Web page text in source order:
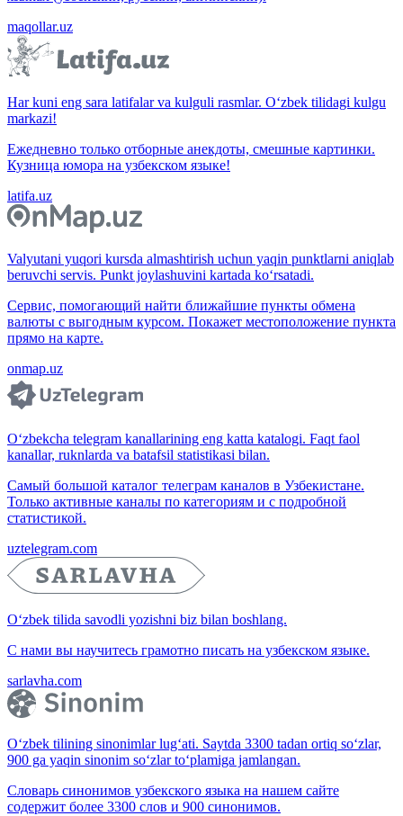
maqollar.uz
Har kuni eng sara latifalar va kulguli rasmlar. O‘zbek tilidagi kulgu
markazi!
Ежедневно только отборные анекдоты, смешные картинки.
Кузница юмора на узбекском языке!
latifa.uz
Valyutani yuqori kursda almashtirish uchun yaqin punktlarni aniqlab
beruvchi servis. Punkt joylashuvini kartada ko‘rsatadi.
Сервис, помогающий найти ближайшие пункты обмена
валюты с выгодным курсом. Покажет местоположение пункта
прямо на карте.
onmap.uz
O‘zbekcha telegram kanallarining eng katta katalogi. Faqt faol
kanallar, ruknlarda va batafsil statistikasi bilan.
Самый большой каталог телеграм каналов в Узбекистане.
Только активные каналы по категориям и с подробной
статистикой.
uztelegram.com
O‘zbek tilida savodli yozishni biz bilan boshlang.
С нами вы научитесь грамотно писать на узбекском языке.
sarlavha.com
O‘zbek tilining sinonimlar lug‘ati. Saytda 3300 tadan ortiq so‘zlar,
900 ga yaqin sinonim so‘zlar to‘plamiga jamlangan.
Словарь синонимов узбекского языка на нашем сайте
содержит более 3300 слов и 900 синонимов.